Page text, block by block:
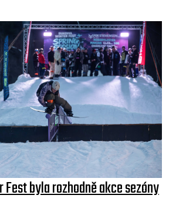
byla rozhodně akce sezóny